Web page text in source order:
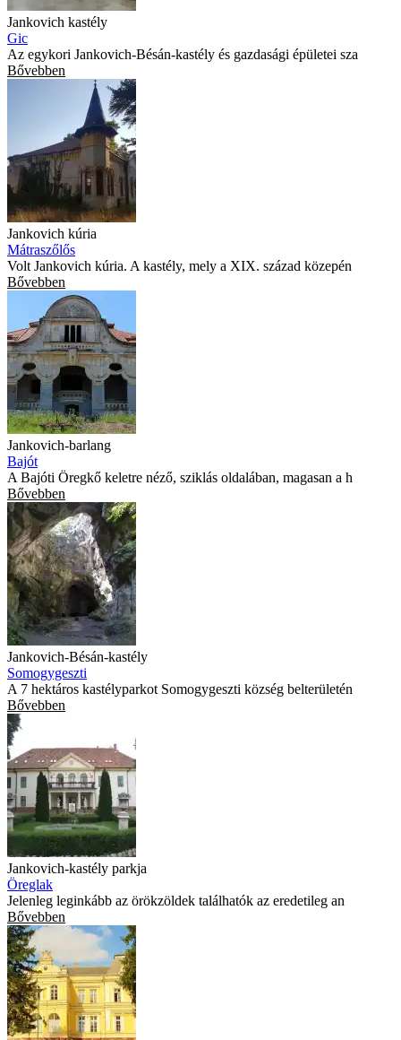
Jankovich kastély
Gic
Az egykori Jankovich-Bésán-kastély és gazdasági épületei sza
Bővebben
Jankovich kúria
Mátraszőlős
Volt Jankovich kúria. A kastély, mely a XIX. század közepén
Bővebben
Jankovich-barlang
Bajót
A Bajóti Öregkő keletre néző, sziklás oldalában, magasan a h
Bővebben
Jankovich-Bésán-kastély
Somogygeszti
A 7 hektáros kastélyparkot Somogygeszti község belterületén
Bővebben
Jankovich-kastély parkja
Öreglak
Jelenleg leginkább az örökzöldek találhatók az eredetileg an
Bővebben